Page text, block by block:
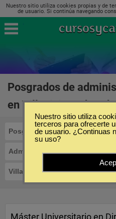
Nuestro sitio utiliza cookies propias y de
de usuario. Si continúa navegando
Posgrados de
en Villaviciosa de
Posgrados
Administración Farmaceútica
Villaviciosa de Odón
Máster Universitario en
Nuestro sitio utiliza
terceros para ofrecerte
de usuario. ¿Continuas
su uso?